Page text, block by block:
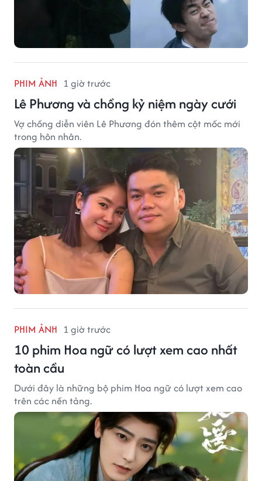
PHIM ẢNH 1 giờ trước
Lê Phương và chồng kỷ niệm ngày cưới
Vợ chồng diễn viên Lê Phương đón thêm cột mốc mới
trong hôn nhân.
PHIM ẢNH 1 giờ trước
10 phim Hoa ngữ có lượt xem cao nhất
toàn cầu
Dưới đây là những bộ phim Hoa ngữ có lượt xem cao
trên các nền tảng.